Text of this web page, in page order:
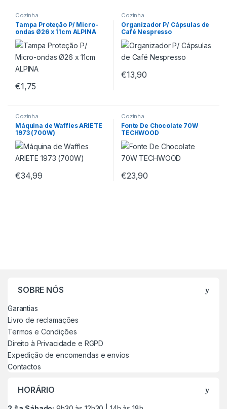
Cozinha
Tampa Proteção P/ Micro-
ondas Ø26 x 11cm ALPINA
€1,75
Cozinha
Organizador P/ Cápsulas de
Café Nespresso
€13,90
Cozinha
Máquina de Waffles ARIETE
1973 (700W)
€34,99
Cozinha
Fonte De Chocolate 70W
TECHWOOD
€23,90
SOBRE NÓS
Garantias
Livro de reclamações
Termos e Condições
Direito à Privacidade e RGPD
Expedição de encomendas e envios
Contactos
HORÁRIO